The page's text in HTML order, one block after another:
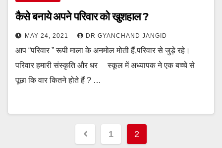
कैसे बनाये अपने परिवार को खुशहाल ?
MAY 24, 2021 DR GYANCHAND JANGID
आप “परिवार ” रूपी माला के अनमोल मोती हैं,परिवार से जुड़े रहे।
परिवार हमारी संस्कृति और धर स्कूल में अध्यापक ने एक बच्चे से
पूछा कि वार कितने होते हैं ? …
Posts
1 2